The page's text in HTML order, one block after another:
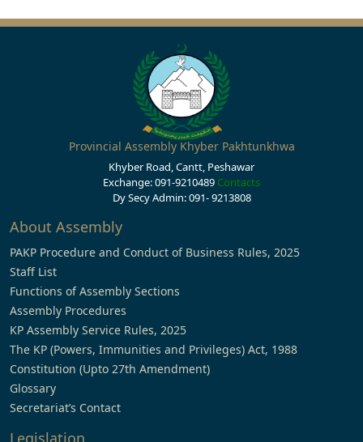
Provincial Assembly Khyber Pakhtunkhwa
Khyber Road, Cantt, Peshawar
Exchange: 091-9210489 Contacts
Dy Secy Admin: 091- 9213808
About Assembly
PAKP Procedure and Conduct of Business Rules, 2025
Staff List
Functions of Assembly Sections
Assembly Procedures
KP Assembly Service Rules, 2025
The KP (Powers, Immunities and Privileges) Act, 1988
Constitution (Upto 27th Amendment)
Glossary
Secretariat’s Contact
Legislation